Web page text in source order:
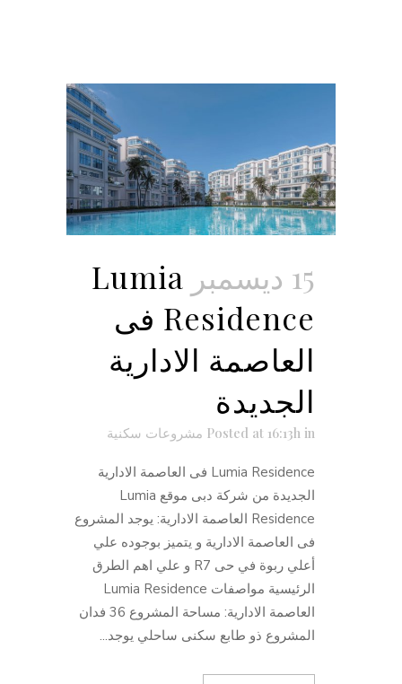
15 ديسمبر
Lumia
Residence فى
العاصمة الادارية
الجديدة
Posted at 16:13h in مشروعات سكنية
Lumia Residence فى العاصمة الادارية
الجديدة من شركة دبى موقع Lumia
Residence العاصمة الادارية: يوجد المشروع
فى العاصمة الادارية و يتميز بوجوده علي
أعلي ربوة في حى R7 و علي اهم الطرق
الرئيسية مواصفات Lumia Residence
العاصمة الادارية: مساحة المشروع 36 فدان
المشروع ذو طابع سكنى ساحلي يوجد...